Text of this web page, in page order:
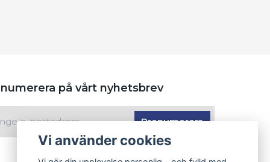
på vårt nyhetsbrev
Prenumerera
Vi använder cookies